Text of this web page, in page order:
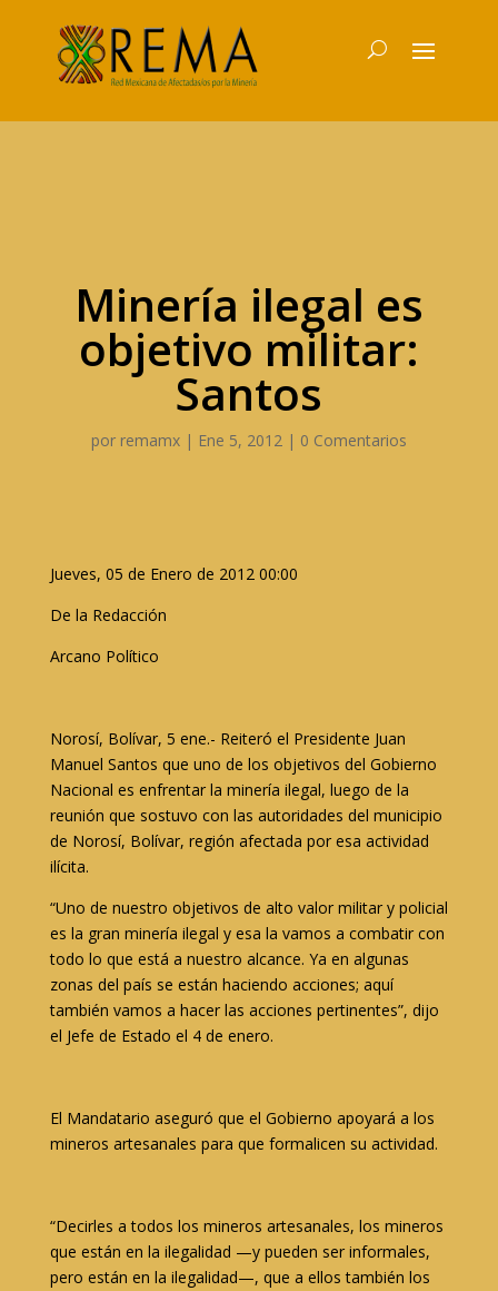
Minería ilegal es
objetivo militar:
Santos
por remamx| Ene 5, 2012| 0 Comentarios
Jueves, 05 de Enero de 2012 00:00
De la Redacción
Arcano Político
Norosí, Bolívar, 5 ene.- Reiteró el Presidente Juan
Manuel Santos que uno de los objetivos del Gobierno
Nacional es enfrentar la minería ilegal, luego de la
reunión que sostuvo con las autoridades del municipio
de Norosí, Bolívar, región afectada por esa actividad
ilícita.
“Uno de nuestro objetivos de alto valor militar y policial
es la gran minería ilegal y esa la vamos a combatir con
todo lo que está a nuestro alcance. Ya en algunas
zonas del país se están haciendo acciones; aquí
también vamos a hacer las acciones pertinentes”, dijo
el Jefe de Estado el 4 de enero.
El Mandatario aseguró que el Gobierno apoyará a los
mineros artesanales para que formalicen su actividad.
“Decirles a todos los mineros artesanales, los mineros
que están en la ilegalidad —y pueden ser informales,
pero están en la ilegalidad—, que a ellos también los